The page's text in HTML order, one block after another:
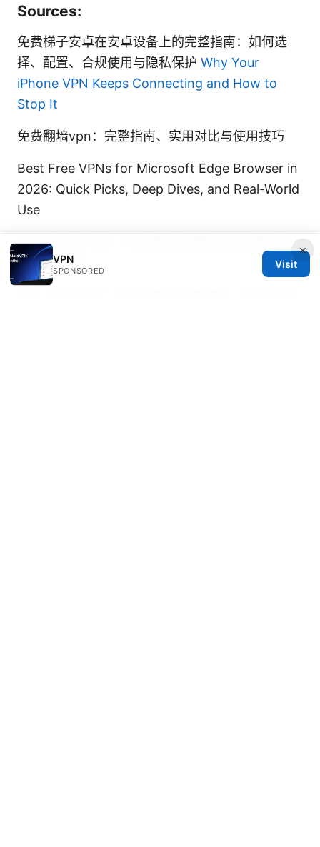
Sources:
免费梯子安卓在安卓设备上的完整指南：如何选
择、配置、合规使用与隐私保护 Why Your
iPhone VPN Keeps Connecting and How to
Stop It
免费翻墙vpn：完整指南、实用对比与使用技巧
Best Free VPNs for Microsoft Edge Browser in
2026: Quick Picks, Deep Dives, and Real-World
Use
Nba门票多少钱？2026最新美国职业篮球赛现场
观赛全攻略
×
VPN
SPONSORED
Visit